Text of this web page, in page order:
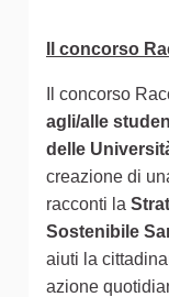
Il concorso
Il concorso
agli/alle
delle
creazione di
racconti la
Sostenibile
aiuti la
azione